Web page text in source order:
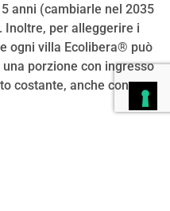
anni (cambiarle nel 2035
Inoltre, per alleggerire i
ogni villa Ecolibera® può
porzione con ingresso
costante, anche con un